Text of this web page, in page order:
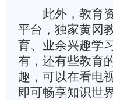
此外，教育资
平台，独家黄冈
育、业余兴趣学
有，还有些教育
趣，可以在看电
即可畅享知识世